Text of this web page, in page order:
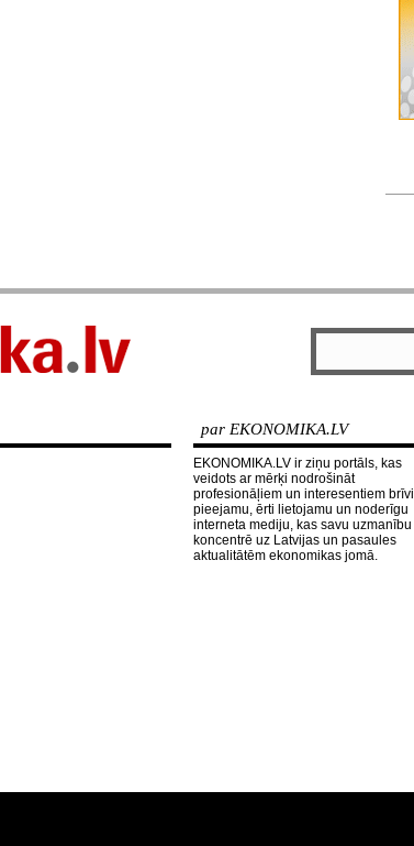
par EKONOMIKA.LV
EKONOMIKA.LV ir ziņu portāls, kas
veidots ar mērķi nodrošināt
profesionāļiem un interesentiem brīvi
pieejamu, ērti lietojamu un noderīgu
interneta mediju, kas savu uzmanību
koncentrē uz Latvijas un pasaules
aktualitātēm ekonomikas jomā.